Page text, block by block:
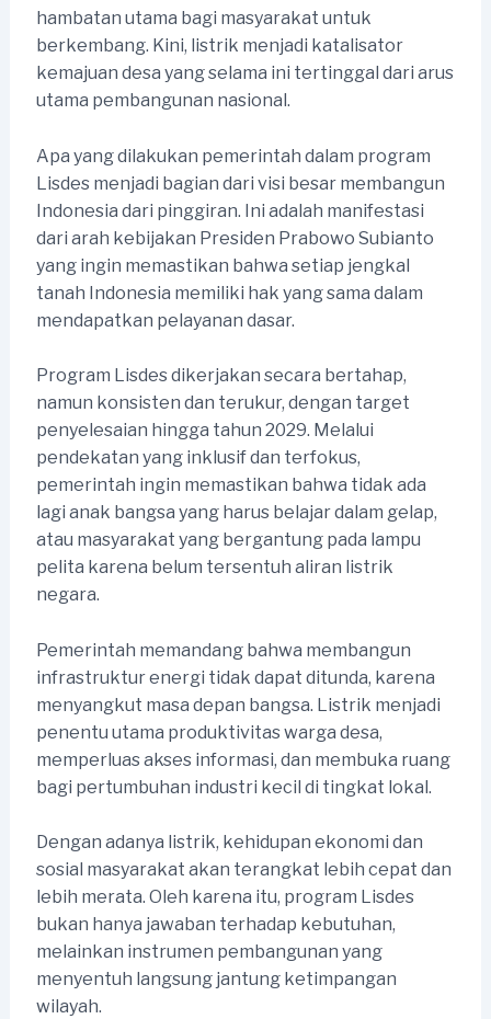
hambatan utama bagi masyarakat untuk
berkembang. Kini, listrik menjadi katalisator
kemajuan desa yang selama ini tertinggal dari arus
utama pembangunan nasional.
Apa yang dilakukan pemerintah dalam program
Lisdes menjadi bagian dari visi besar membangun
Indonesia dari pinggiran. Ini adalah manifestasi
dari arah kebijakan Presiden Prabowo Subianto
yang ingin memastikan bahwa setiap jengkal
tanah Indonesia memiliki hak yang sama dalam
mendapatkan pelayanan dasar.
Program Lisdes dikerjakan secara bertahap,
namun konsisten dan terukur, dengan target
penyelesaian hingga tahun 2029. Melalui
pendekatan yang inklusif dan terfokus,
pemerintah ingin memastikan bahwa tidak ada
lagi anak bangsa yang harus belajar dalam gelap,
atau masyarakat yang bergantung pada lampu
pelita karena belum tersentuh aliran listrik
negara.
Pemerintah memandang bahwa membangun
infrastruktur energi tidak dapat ditunda, karena
menyangkut masa depan bangsa. Listrik menjadi
penentu utama produktivitas warga desa,
memperluas akses informasi, dan membuka ruang
bagi pertumbuhan industri kecil di tingkat lokal.
Dengan adanya listrik, kehidupan ekonomi dan
sosial masyarakat akan terangkat lebih cepat dan
lebih merata. Oleh karena itu, program Lisdes
bukan hanya jawaban terhadap kebutuhan,
melainkan instrumen pembangunan yang
menyentuh langsung jantung ketimpangan
wilayah.